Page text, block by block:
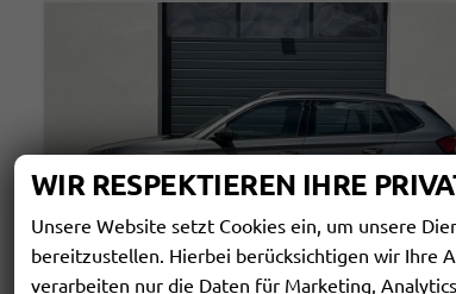
WIR RESPEKTIEREN IHRE
Unsere Website setzt Cookies ein, um unsere
bereitzustellen. Hierbei berücksichtigen wir Ihre
verarbeiten nur die Daten für Marketing,